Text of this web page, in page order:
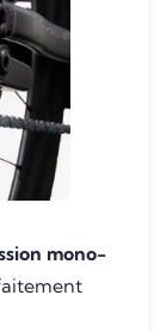
mono-